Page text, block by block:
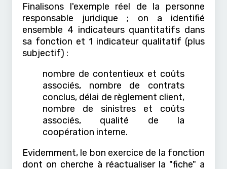
Finalisons l'exemple réel de la personne
responsable juridique ; on a identifié
ensemble 4 indicateurs quantitatifs dans
sa fonction et 1 indicateur qualitatif (plus
subjectif) :
nombre de contentieux et coûts
associés, nombre de contrats
conclus, délai de règlement client,
nombre de sinistres et coûts
associés, qualité de la
coopération interne.
Evidemment, le bon exercice de la fonction
dont on cherche à réactualiser la "fiche" a